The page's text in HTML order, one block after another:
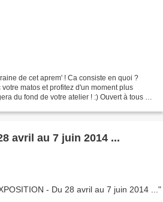
de cet aprem' ! Ca consiste en quoi ?
matos et profitez d'un moment plus
du fond de votre atelier ! :) Ouvert à tous !!!
avril au 7 juin 2014 ...